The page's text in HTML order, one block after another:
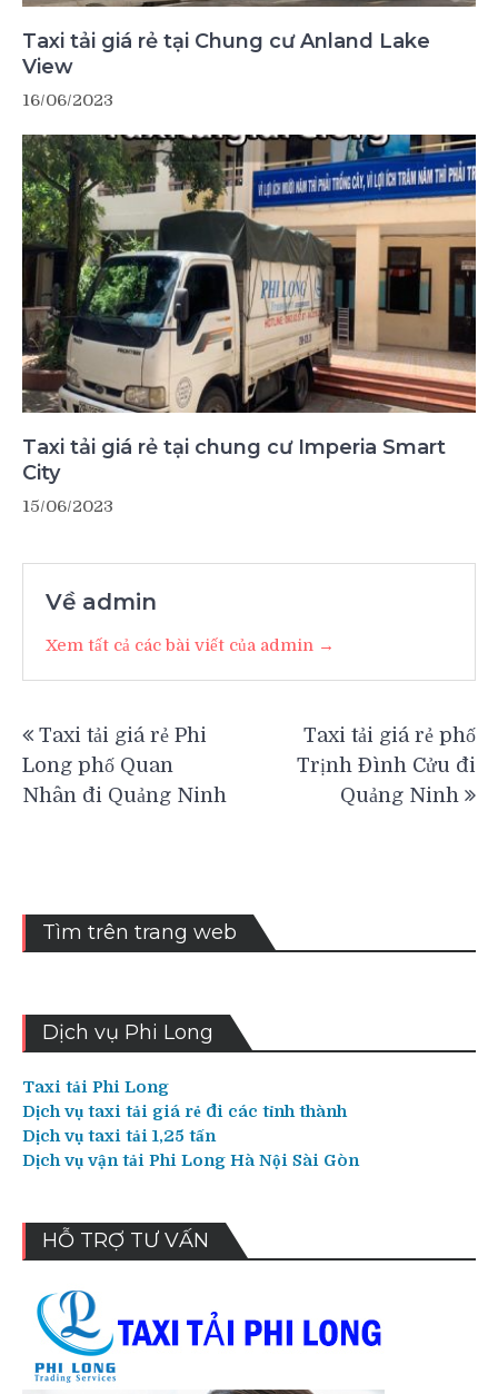
Taxi tải giá rẻ tại Chung cư Anland Lake
View
16/06/2023
Taxi tải giá rẻ tại chung cư Imperia Smart
City
15/06/2023
Về admin
Xem tất cả các bài viết của admin →
hướng
bài
Taxi tải giá rẻ Phi
Long phố Quan
Nhân đi Quảng Ninh
Taxi tải giá rẻ phố
Trịnh Đình Cửu đi
Quảng Ninh
Tìm trên trang web
Dịch vụ Phi Long
Taxi tải Phi Long
Dịch vụ taxi tải giá rẻ đi các tỉnh thành
Dịch vụ taxi tải 1,25 tấn
Dịch vụ vận tải Phi Long Hà Nội Sài Gòn
HỖ TRỢ TƯ VẤN